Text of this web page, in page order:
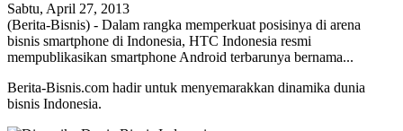
Sabtu, April 27, 2013
(Berita-Bisnis) - Dalam rangka memperkuat posisinya di arena
bisnis smartphone di Indonesia, HTC Indonesia resmi
mempublikasikan smartphone Android terbarunya bernama...
Berita-Bisnis.com hadir untuk menyemarakkan dinamika dunia
bisnis Indonesia.